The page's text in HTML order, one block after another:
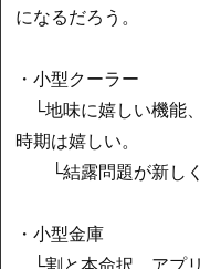
になるだろう。
・小型クーラー
└地味に嬉しい機能
時期は嬉しい。
└結露問題が新しく
・小型金庫